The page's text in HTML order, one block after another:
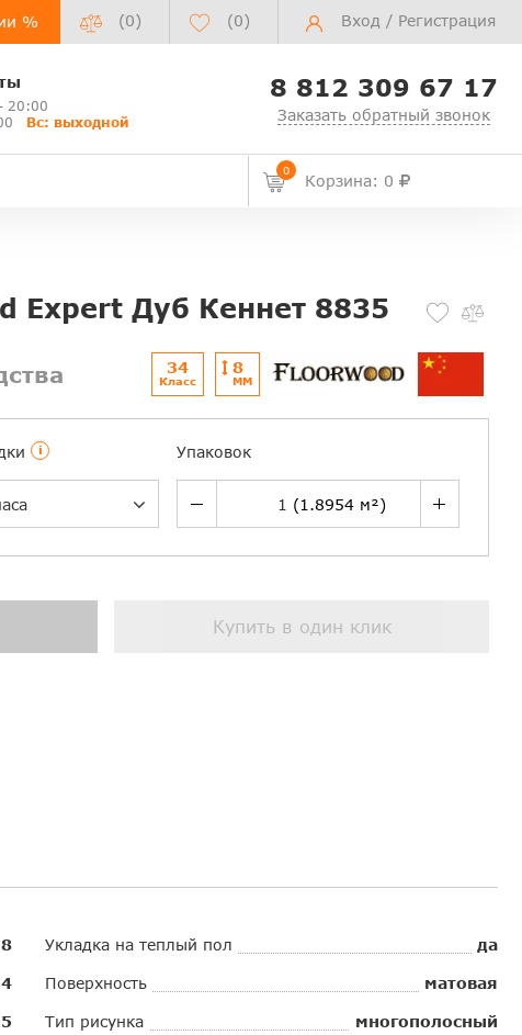
% (0) (0) Вход / Регистрация
20:00
Вс: выходной
8 812 309 67 17
Заказать обратный звонок
0
Корзина: 0
Expert Дуб Кеннет 8835
34
Класс
8
ММ
i Упаковок
Купить в один клик
8 Укладка на теплый пол да
Поверхность матовая
Тип рисунка многополосный